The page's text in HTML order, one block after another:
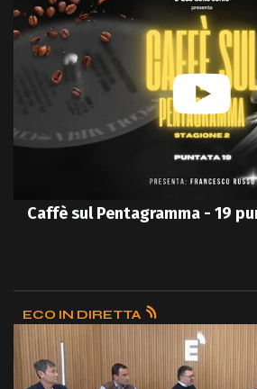
Caffè sul Pentagramma - 19
ECO IN DIRETTA